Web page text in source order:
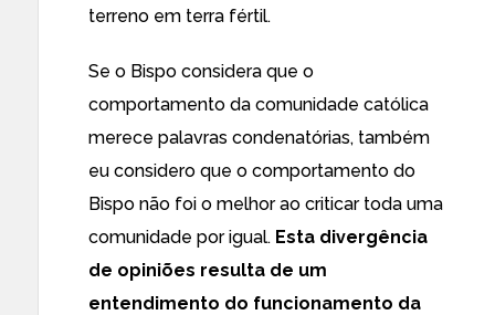
terreno em terra fértil.
Se o Bispo considera que o
comportamento da comunidade católica
merece palavras condenatórias, também
eu considero que o comportamento do
Bispo não foi o melhor ao criticar toda uma
comunidade por igual. Esta divergência
de opiniões resulta de um
entendimento do funcionamento da